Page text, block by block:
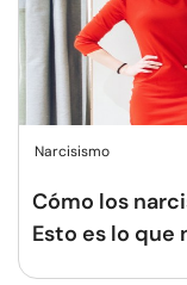
Narcisismo
Cómo los
Esto es lo que